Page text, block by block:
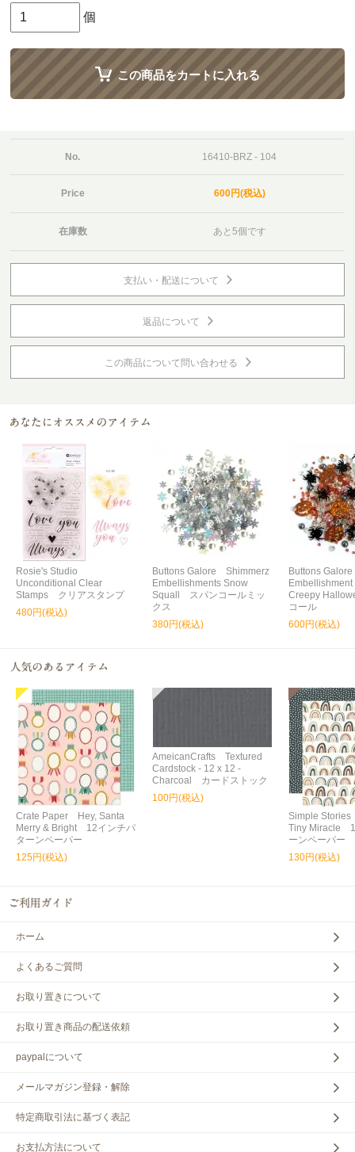
個
この商品をカートに入れる
No. 16410-BRZ - 104
Price 600円(税込)
在庫数 あと5個です
支払い・配送について
返品について
この商品について問い合わせる
Rosie's Studio
Unconditional Clear
Stamps クリアスタンプ
480円(税込)
Buttons Galore Shimmerz
Embellishments Snow
Squall スパンコールミッ
クス
380円(税込)
Buttons
Embellishment
Creepy
コール
600円(税込)
Crate Paper Hey, Santa
Merry & Bright 12インチパ
ターンペーパー
125円(税込)
AmeicanCrafts Textured
Cardstock - 12 x 12 -
Charcoal カードストック
100円(税込)
Simple
Tiny Miracle
ーンペーパー
130円(税込)
ホーム
よくあるご質問
お取り置きについて
お取り置き商品の配送依頼
paypalについて
メールマガジン登録・解除
特定商取引法に基づく表記
お支払方法について